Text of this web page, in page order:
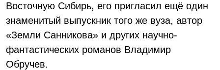
Восточную Сибирь, его пригласил ещё один
знаменитый выпускник того же вуза, автор
«Земли Санникова» и других научно-
фантастических романов Владимир
Обручев.